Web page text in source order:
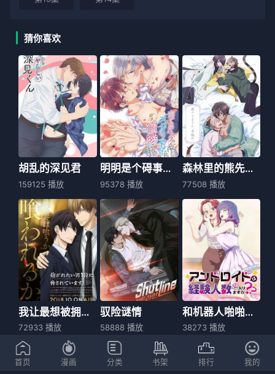
猜你喜欢
胡乱的深见君
159125 播放
明明是个碍事配角、却被王子给宠爱了
95378 播放
森林里的熊先生冬眠中
77508 播放
我让最想被拥抱的男人给威胁了
72933 播放
驭险谜情
58888 播放
和机器人啪啪啪能算在经验次数里吗？？
38273 播放
首页 漫画 分类 书架 排行 我的